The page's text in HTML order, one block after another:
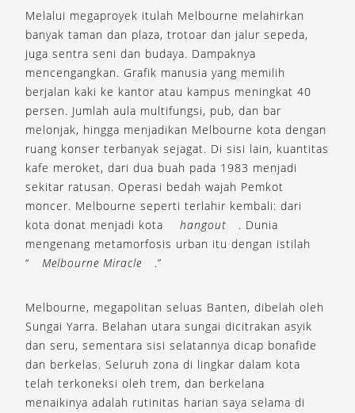
Melalui megaproyek itulah Melbourne melahirkan
banyak taman dan plaza, trotoar dan jalur sepeda,
juga sentra seni dan budaya. Dampaknya
mencengangkan. Grafik manusia yang memilih
berjalan kaki ke kantor atau kampus meningkat 40
persen. Jumlah aula multifungsi, pub, dan bar
melonjak, hingga menjadikan Melbourne kota dengan
ruang konser terbanyak sejagat. Di sisi lain, kuantitas
kafe meroket, dari dua buah pada 1983 menjadi
sekitar ratusan. Operasi bedah wajah Pemkot
moncer. Melbourne seperti terlahir kembali: dari
kota donat menjadi kota
hangout
. Dunia
mengenang metamorfosis urban itu dengan istilah
“
Melbourne Miracle .”
Melbourne, megapolitan seluas Banten, dibelah oleh
Sungai Yarra. Belahan utara sungai dicitrakan asyik
dan seru, sementara sisi selatannya dicap bonafide
dan berkelas. Seluruh zona di lingkar dalam kota
telah terkoneksi oleh trem, dan berkelana
menaikinya adalah rutinitas harian saya selama di